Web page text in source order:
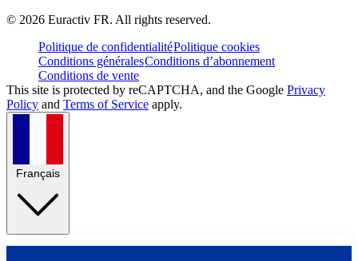
© 2026 Euractiv FR. All rights reserved.
Politique de confidentialitéPolitique cookies
Conditions généralesConditions d’abonnement
Conditions de vente
This site is protected by reCAPTCHA, and the Google Privacy
Policy and Terms of Service apply.
Français